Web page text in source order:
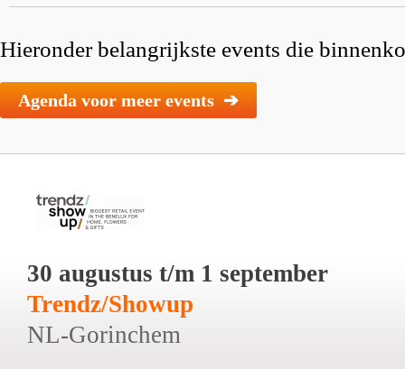
Hieronder belangrijkste events die
Agenda voor meer events ➔
30 augustus t/m 1 september
Trendz/Showup
NL-Gorinchem